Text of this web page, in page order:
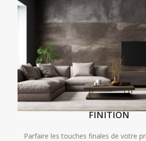
FINITION
Parfaire les touches finales de votre